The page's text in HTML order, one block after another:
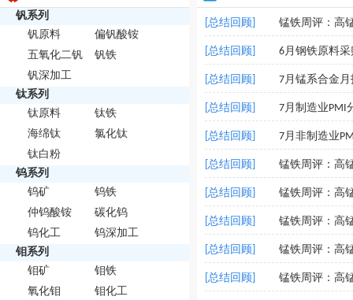
钒系列
钒原料
偏钒酸铵
五氧化二钒
钒铁
钒深加工
钛系列
钛原料
钛铁
海绵钛
氯化钛
钛白粉
钨系列
钨矿
钨铁
仲钨酸铵
碳化钨
钨化工
钨深加工
钼系列
钼矿
钼铁
氧化钼
钼化工
[总结回顾] 锰铁周评：高
[总结回顾] 6月钢铁原料
[总结回顾] 7月锰系合金
[总结回顾] 7月制造业PMI
[总结回顾] 7月非制造业
[总结回顾] 锰铁周评：高
[总结回顾] 锰铁周评：高
[总结回顾] 锰铁周评：高
[总结回顾] 锰铁周评：高
[总结回顾] 锰铁周评：高